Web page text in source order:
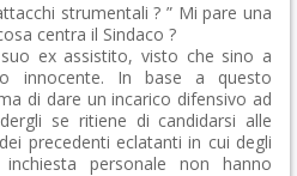
strumentali ? ” Mi pare una
centra il Sindaco ?
ex assistito, visto che sino a
innocente. In base a questo
di dare un incarico difensivo ad
se ritiene di candidarsi alle
precedenti eclatanti in cui degli
personale non hanno